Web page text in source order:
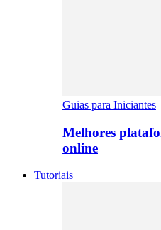
Guias para Iniciantes
Melhores
online
Tutoriais